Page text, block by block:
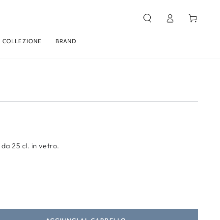
BRAND
Accesso Carello
25 cl. in vetro.